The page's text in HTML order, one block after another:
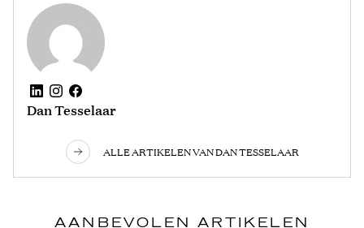
Dan Tesselaar
ALLE ARTIKELEN VAN DAN TESSELAAR
AANBEVOLEN ARTIKELEN